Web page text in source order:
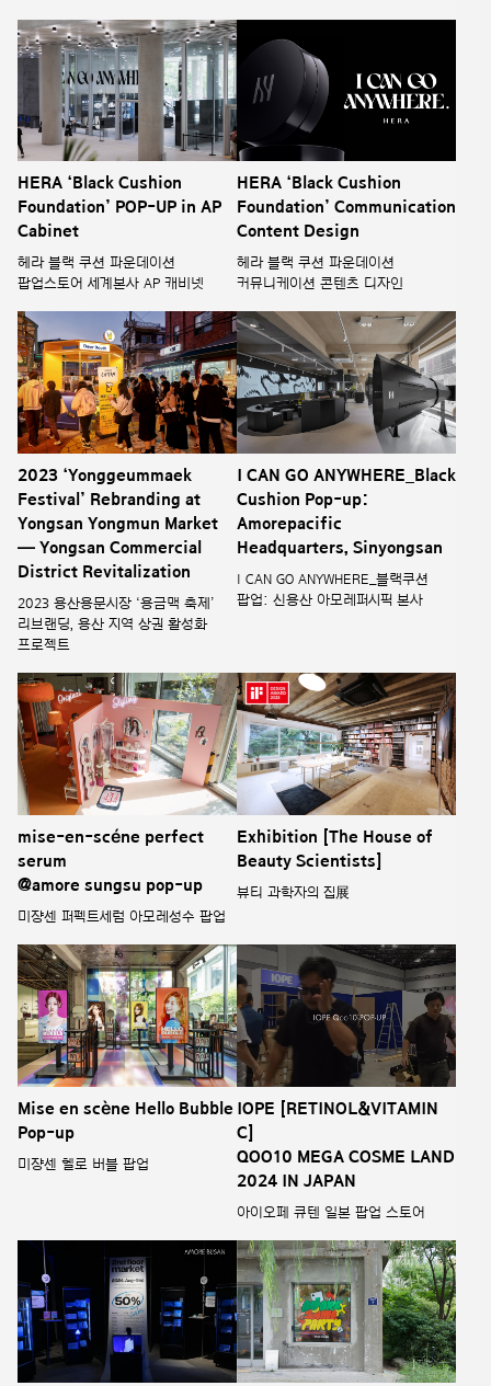
HERA ‘Black Cushion
Foundation’ POP-UP in AP
Cabinet
헤라 블랙 쿠션 파운데이션
팝업스토어 세계본사 AP 캐비넷
HERA ‘Black Cushion
Foundation’ Communication
Content Design
헤라 블랙 쿠션 파운데이션
커뮤니케이션 콘텐츠 디자인
2023 ‘Yonggeummaek
Festival’ Rebranding at
Yongsan Yongmun Market
— Yongsan Commercial
District Revitalization
2023 용산용문시장 ‘용금맥 축제’
리브랜딩, 용산 지역 상권 활성화
프로젝트
I CAN GO ANYWHERE_Black
Cushion Pop-up:
Amorepacific
Headquarters, Sinyongsan
I CAN GO ANYWHERE_블랙쿠션
팝업: 신용산 아모레퍼시픽 본사
mise-en-scéne perfect
serum
@amore sungsu pop-up
미쟝센 퍼펙트세럼 아모레성수 팝업
Exhibition [The House of
Beauty Scientists]
뷰티 과학자의 집展
Mise en scène Hello Bubble
Pop-up
미쟝센 헬로 버블 팝업
IOPE [RETINOL&VITAMIN
C]
QOO10 MEGA COSME LAND
2024 IN JAPAN
아이오페 큐텐 일본 팝업 스토어